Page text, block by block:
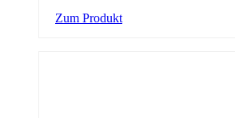
Zum Produkt